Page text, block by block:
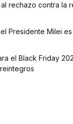
al rechazo contra la
Presidente Milei
el Black Friday